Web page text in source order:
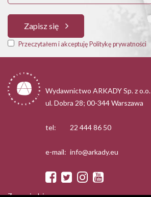
Zapisz się
Przeczytałem i akceptuję Politykę prywatności
Wydawnictwo ARKADY Sp. z o.o.
ul. Dobra 28; 00-344 Warszawa
tel: 22 444 86 50
e-mail: info@arkady.eu